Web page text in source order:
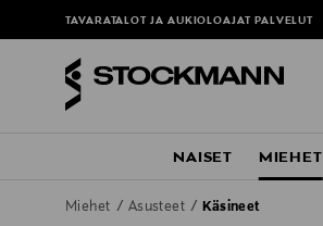
TAVARATALOT JA AUKIOLOAJAT PALVELUT
NAISET MIEHET
Miehet Asusteet Käsineet